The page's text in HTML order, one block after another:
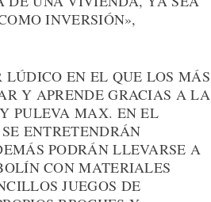
INVERSIÓN»,
EN EL QUE LOS MÁS
Y APRENDE GRACIAS A LA
PULEVA MAX. EN EL
ENTRETENDRÁN
PODRÁN LLEVARSE A
CON MATERIALES
JUEGOS DE